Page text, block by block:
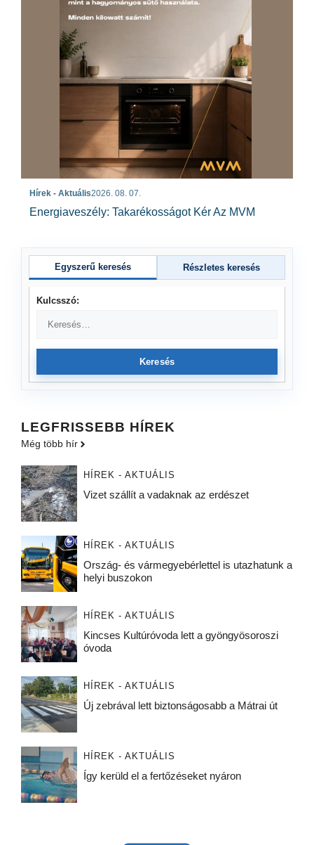
Hírek - Aktuális2026. 08. 07.
Energiaveszély: Takarékosságot Kér Az MVM
Egyszerű keresés Részletes keresés
Kulcsszó:
Keresés
LEGFRISSEBB HÍREK
Még több hír
HÍREK - AKTUÁLIS
Vizet szállít a vadaknak az erdészet
HÍREK - AKTUÁLIS
Ország- és vármegyebérlettel is utazhatunk a
helyi buszokon
HÍREK - AKTUÁLIS
Kincses Kultúróvoda lett a gyöngyösoroszi
óvoda
HÍREK - AKTUÁLIS
Új zebrával lett biztonságosabb a Mátrai út
HÍREK - AKTUÁLIS
Így kerüld el a fertőzéseket nyáron